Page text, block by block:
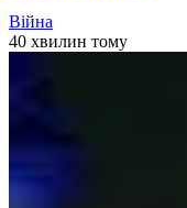
Війна
40 хвилин тому